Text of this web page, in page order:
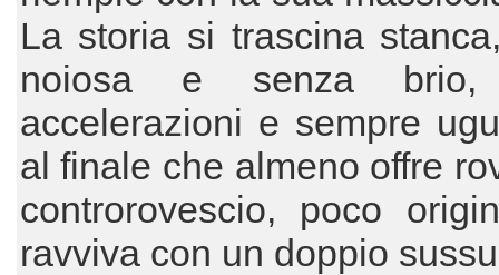
La storia si trascina
noiosa e senza brio,
accelerazioni e sempre
al finale che almeno offre
controrovescio, poco
ravviva con un doppio